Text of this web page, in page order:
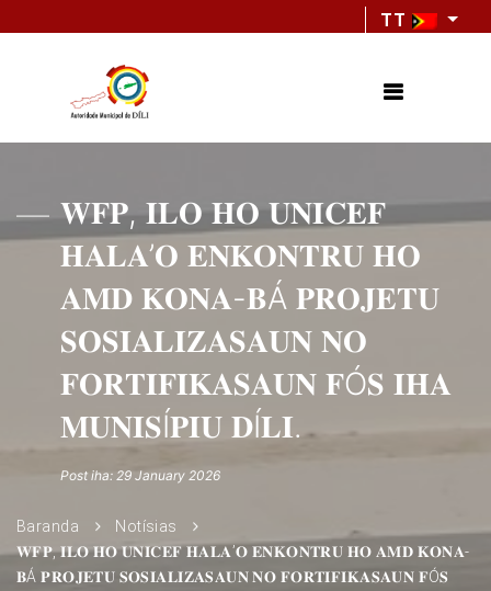
TT
𝐖𝐅𝐏, 𝐈𝐋𝐎 𝐇𝐎 𝐔𝐍𝐈𝐂𝐄𝐅
𝐇𝐀𝐋𝐀’𝐎 𝐄𝐍𝐊𝐎𝐍𝐓𝐑𝐔 𝐇𝐎
𝐀𝐌𝐃 𝐊𝐎𝐍𝐀-𝐁Á 𝐏𝐑𝐎𝐉𝐄𝐓𝐔
𝐒𝐎𝐒𝐈𝐀𝐋𝐈𝐙𝐀𝐒𝐀𝐔𝐍 𝐍𝐎
𝐅𝐎𝐑𝐓𝐈𝐅𝐈𝐊𝐀𝐒𝐀𝐔𝐍 𝐅Ó𝐒 𝐈𝐇𝐀
𝐌𝐔𝐍𝐈𝐒Í𝐏𝐈𝐔 𝐃Í𝐋𝐈.
Post iha: 29 January 2026
Baranda
Notísias
𝐖𝐅𝐏, 𝐈𝐋𝐎 𝐇𝐎 𝐔𝐍𝐈𝐂𝐄𝐅 𝐇𝐀𝐋𝐀’𝐎 𝐄𝐍𝐊𝐎𝐍𝐓𝐑𝐔 𝐇𝐎 𝐀𝐌𝐃 𝐊𝐎𝐍𝐀-
𝐁Á 𝐏𝐑𝐎𝐉𝐄𝐓𝐔 𝐒𝐎𝐒𝐈𝐀𝐋𝐈𝐙𝐀𝐒𝐀𝐔𝐍 𝐍𝐎 𝐅𝐎𝐑𝐓𝐈𝐅𝐈𝐊𝐀𝐒𝐀𝐔𝐍 𝐅Ó𝐒